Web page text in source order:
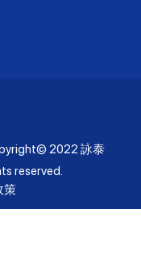
2022 詠泰
reserved.
策